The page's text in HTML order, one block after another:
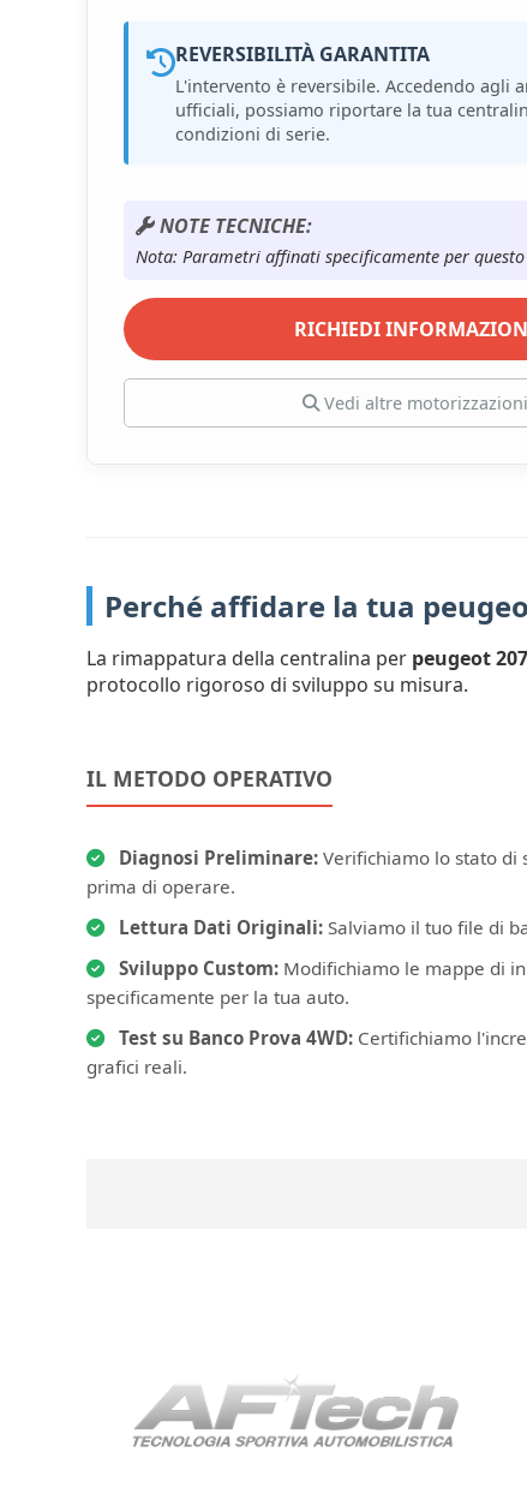
REVERSIBILITÀ GARANTITA
L'intervento è reversibile. Accedendo agli
ufficiali, possiamo riportare la tua
condizioni di serie.
NOTE TECNICHE:
Nota: Parametri affinati specificamente per
RICHIEDI
Vedi altre motorizzazioni
Perché affidare la tua
La rimappatura della centralina per peugeot 207
protocollo rigoroso di sviluppo su misura.
IL METODO OPERATIVO
Diagnosi Preliminare: Verifichiamo lo stato di
prima di operare.
Lettura Dati Originali: Salviamo il tuo file di
Sviluppo Custom: Modifichiamo le mappe di
specificamente per la tua auto.
Test su Banco Prova 4WD: Certifichiamo
grafici reali.